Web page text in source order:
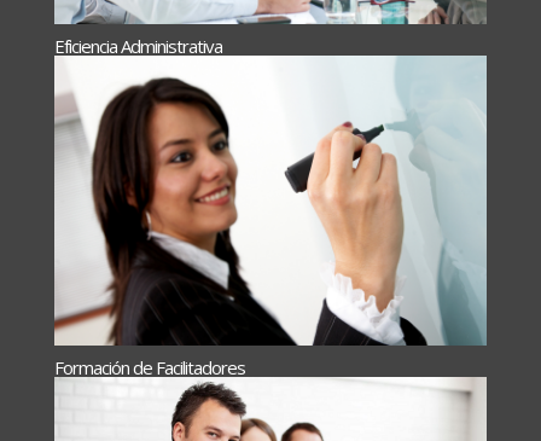
Eficiencia Administrativa
Formación de Facilitadores